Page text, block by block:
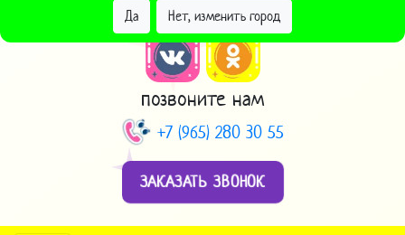
Да Нет, изменить город
позвоните нам
+7 (965) 280 30 55
ЗАКАЗАТЬ ЗВОНОК